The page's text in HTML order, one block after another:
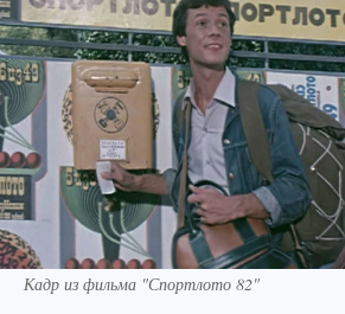
Кадр из фильма "Спортлото 82"